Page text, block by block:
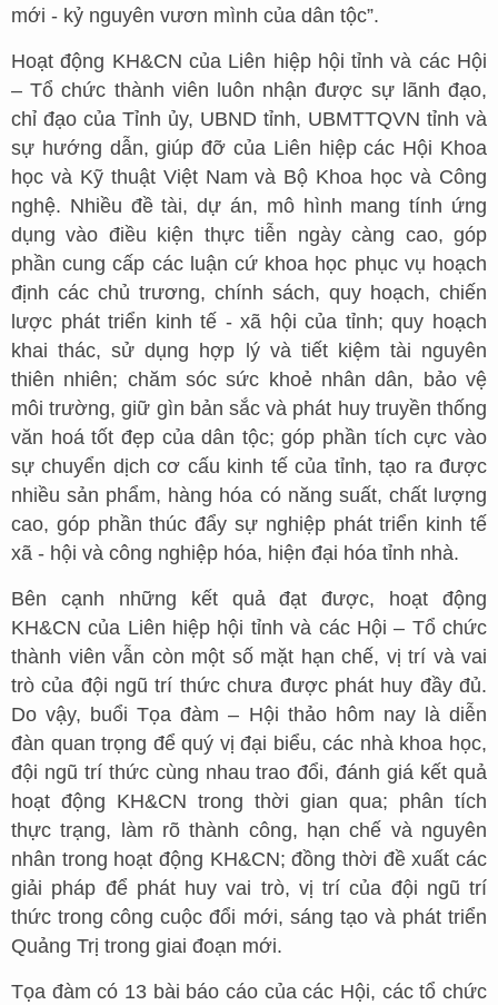
mới - kỷ nguyên vươn mình của dân tộc”.
Hoạt động KH&CN của Liên hiệp hội tỉnh và các Hội
– Tổ chức thành viên luôn nhận được sự lãnh đạo,
chỉ đạo của Tỉnh ủy, UBND tỉnh, UBMTTQVN tỉnh và
sự hướng dẫn, giúp đỡ của Liên hiệp các Hội Khoa
học và Kỹ thuật Việt Nam và Bộ Khoa học và Công
nghệ. Nhiều đề tài, dự án, mô hình mang tính ứng
dụng vào điều kiện thực tiễn ngày càng cao, góp
phần cung cấp các luận cứ khoa học phục vụ hoạch
định các chủ trương, chính sách, quy hoạch, chiến
lược phát triển kinh tế - xã hội của tỉnh; quy hoạch
khai thác, sử dụng hợp lý và tiết kiệm tài nguyên
thiên nhiên; chăm sóc sức khoẻ nhân dân, bảo vệ
môi trường, giữ gìn bản sắc và phát huy truyền thống
văn hoá tốt đẹp của dân tộc; góp phần tích cực vào
sự chuyển dịch cơ cấu kinh tế của tỉnh, tạo ra được
nhiều sản phẩm, hàng hóa có năng suất, chất lượng
cao, góp phần thúc đẩy sự nghiệp phát triển kinh tế
xã - hội và công nghiệp hóa, hiện đại hóa tỉnh nhà.
Bên cạnh những kết quả đạt được, hoạt động
KH&CN của Liên hiệp hội tỉnh và các Hội – Tổ chức
thành viên vẫn còn một số mặt hạn chế, vị trí và vai
trò của đội ngũ trí thức chưa được phát huy đầy đủ.
Do vậy, buổi Tọa đàm – Hội thảo hôm nay là diễn
đàn quan trọng để quý vị đại biểu, các nhà khoa học,
đội ngũ trí thức cùng nhau trao đổi, đánh giá kết quả
hoạt động KH&CN trong thời gian qua; phân tích
thực trạng, làm rõ thành công, hạn chế và nguyên
nhân trong hoạt động KH&CN; đồng thời đề xuất các
giải pháp để phát huy vai trò, vị trí của đội ngũ trí
thức trong công cuộc đổi mới, sáng tạo và phát triển
Quảng Trị trong giai đoạn mới.
Tọa đàm có 13 bài báo cáo của các Hội, các tổ chức